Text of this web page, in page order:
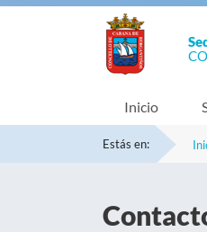
Inicio
Estás en: